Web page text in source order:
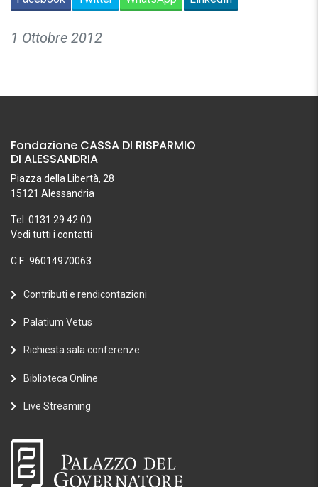
1 Ottobre 2012
Fondazione CASSA DI RISPARMIO
DI ALESSANDRIA
Piazza della Libertà, 28
15121 Alessandria
Tel. 0131.29.42.00
Vedi tutti i contatti
C.F.: 96014970063
Contributi e rendicontazioni
Palatium Vetus
Richiesta sala conferenze
Biblioteca Online
Live Streaming